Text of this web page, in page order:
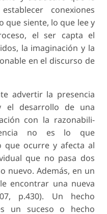
conexiones
que siente, lo que lee y
el ser capta el
la imaginación y la
en el discurso de
advertir la presencia
el desarrollo de una
con la razonabili-
no es lo que
que ocurre y afecta al
que no pasa dos
nuevo. Además, en un
encontrar una nueva
p.430). Un hecho
un suceso o hecho